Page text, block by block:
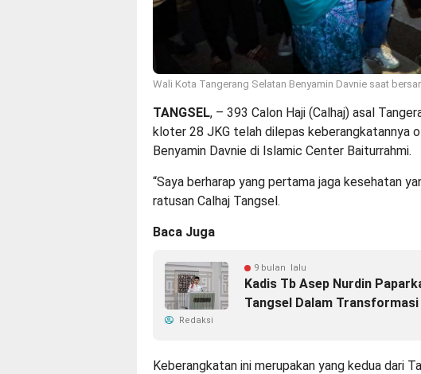
Wali Kota Tangerang Selatan Benyamin Davnie saat
TANGSEL, – 393 Calon Haji (Calhaj) asal
kloter 28 JKG telah dilepas keberangkatannya
Benyamin Davnie di Islamic Center Baiturrahmi.
“Saya berharap yang pertama jaga kesehatan
ratusan Calhaj Tangsel.
Baca Juga
9 bulan lalu
Kadis Tb Asep Nurdin
Tangsel Dalam
Redaksi
Keberangkatan ini merupakan yang kedua dari